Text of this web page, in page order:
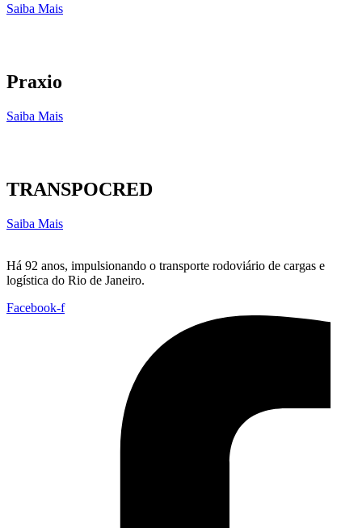
Saiba Mais
Praxio
Saiba Mais
TRANSPOCRED
Saiba Mais
Há 92 anos, impulsionando o transporte rodoviário de cargas e
logística do Rio de Janeiro.
Facebook-f